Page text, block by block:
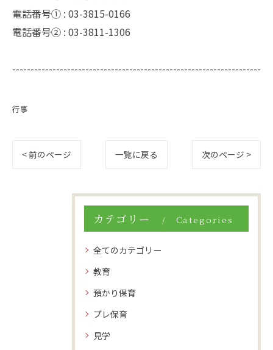
電話番号① : 03-3815-0166
電話番号② : 03-3811-1306
--------------------------------------------------------------------
行事
< 前のページ 一覧に戻る 次のページ >
カテゴリー Categories
全てのカテゴリー
教育
預かり保育
プレ保育
見学